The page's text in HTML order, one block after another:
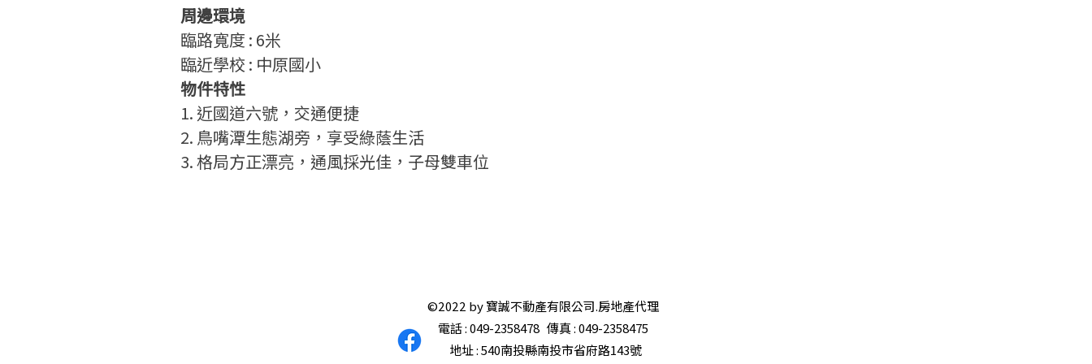
周邊環境
臨路寬度 : 6米
臨近學校 : 中原國小
物件特性
1. 近國道六號，交通便捷
2. 鳥嘴潭生態湖旁，享受綠蔭生活
3. 格局方正漂亮，通風採光佳，子母雙車位
©2022 by 寶誠不動產有限公司.房地產代理
電話 : 049-2358478 傳真 : 049-2358475
地址 : 540南投縣南投市省府路143號